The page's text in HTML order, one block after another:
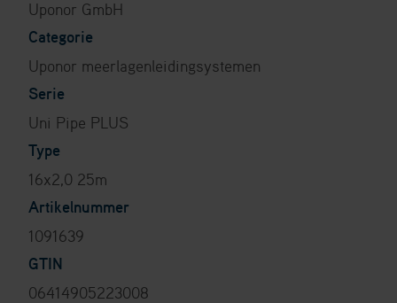
Uponor GmbH
Categorie
Uponor meerlagenleidingsystemen
Serie
Uni Pipe PLUS
Type
16x2,0 25m
Artikelnummer
1091639
GTIN
06414905223008